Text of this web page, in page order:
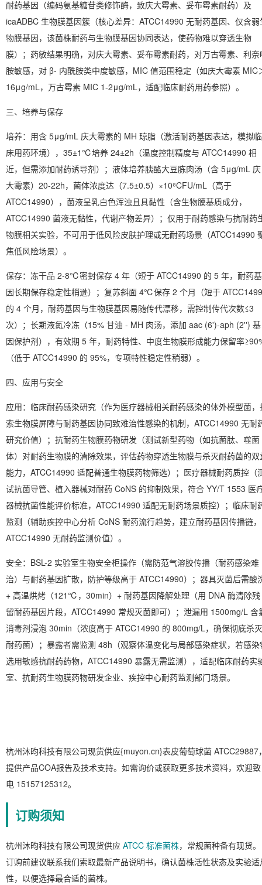
耐药基因（编码氨基糖苷类修饰酶，致庆大霉素、妥布霉素耐药）及
icaADBC 生物膜基因簇 （核心差异：ATCC14990 无耐药基因、仅含弱
物膜基因，该菌株耐药与生物膜基因协同表达，使药物难以穿透生物
膜）；药敏结果明确，对庆大霉素、妥布霉素耐药，对万古霉素、利奈
胺敏感，对 β- 内酰胺类中度敏感，MIC 值范围稳定（如庆大霉素 MIC
16μg/mL，万古霉素 MIC 1-2μg/mL，适配临床耐药用药参照）。
三、培养与保存
培养：用含 5μg/mL 庆大霉素的 MH 琼脂（激活耐药基因表达，模拟临
床用药环境），35±1℃培养 24±2h（温度控制精度与 ATCC14990 相
近，但需添加耐药诱导剂）；液体培养胰酪大豆胨肉汤（含 5μg/mL 庆
大霉素）20-22h，菌体浓度达（7.5±0.5）×10⁸CFU/mL（高于
ATCC14990），菌液呈乳白色浑浊且具黏性（含生物膜基质成分，
ATCC14990 菌液无黏性，代谢产物差异）；仅用于耐药感染与抗耐药
物膜相关实验，不可用于低风险皮肤护理或无耐药场景（ATCC14990
焦低风险场景）。
保存：冻干品 2-8℃密封保存 4 年（短于 ATCC14990 的 5 年，耐药基
因长期保存稳定性稍逊）；复苏斜面 4℃保存 2 个月（短于
的 4 个月，耐药基因与生物膜基因易随传代漂移，需控制传代次数≤3
次）；长期液氮冷冻（15% 甘油 - MH 肉汤，添加 aac (6')-aph (2'') 基
因保护剂），有效期 5 年，耐药特性、中度生物膜形成能力保留率
（低于 ATCC14990 的 95%，专项特性稳定性稍弱）。
四、应用与安全
应用：临床耐药感染研究（作为医疗器械相关耐药感染的体外模型菌，
索生物膜屏障与耐药基因协同致难治性感染的机制，ATCC14990 无耐
研究价值）；抗耐药生物膜药物研发（测试新型药物（如抗菌肽、噬菌
体）对耐药生物膜的清除效果，评估药物穿透生物膜与杀灭耐药菌的双
能力，ATCC14990 适配普通生物膜药物筛选）；医疗器械耐药质控（
试抗菌导管、植入器械对耐药 CoNS 的抑制效果，符合 YY/T 1553 医
器械抗菌性能评价标准，ATCC14990 适配无耐药场景质控）；临床耐
监测（辅助疾控中心分析 CoNS 耐药流行趋势，建立耐药基因传播链，
ATCC14990 无耐药监测价值）。
安全：BSL-2 实验室生物安全柜操作（需防范气溶胶传播（耐药感染难
治）与耐药基因扩散，防护等级高于 ATCC14990）；器具灭菌后需酸
+ 高温烘烤（121℃，30min）+ 耐药基因降解处理（用 DNA 酶清除残
留耐药基因片段，ATCC14990 常规灭菌即可）；泄漏用 1500mg/L 含
消毒剂浸泡 30min（浓度高于 ATCC14990 的 800mg/L，确保彻底杀灭
耐药菌）；暴露者需监测 48h（观察体温变化与局部感染症状，若感染
选用敏感抗耐药药物，ATCC14990 暴露无需监测），适配临床耐药实
室、抗耐药生物膜药物研发企业、疾控中心耐药监测部门场景。
杭州沐昀科技有限公司现货供应{muyon.cn}表皮葡萄球菌 ATCC29887
提供产品COA报告及技术支持。如需询价或获取更多技术资料，欢迎致
电 15157125312。
订购须知
杭州沐昀科技有限公司现货供应 ATCC 标准菌株，常规菌种备有现货。
订购前建议联系我们索取最新产品说明书，确认菌株活性状态及实验适
性，以便选择最合适的菌株。